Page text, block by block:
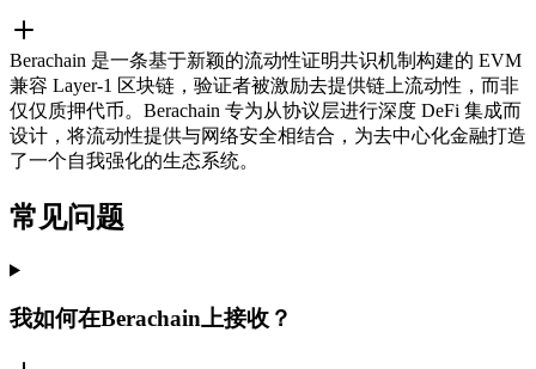
Berachain 是一条基于新颖的流动性证明共识机制构建的 EVM
兼容 Layer-1 区块链，验证者被激励去提供链上流动性，而非
仅仅质押代币。Berachain 专为从协议层进行深度 DeFi 集成而
设计，将流动性提供与网络安全相结合，为去中心化金融打造
了一个自我强化的生态系统。
常见问题
我如何在Berachain上接收？